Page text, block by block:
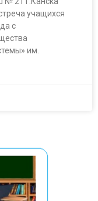
учащихся
с
им.